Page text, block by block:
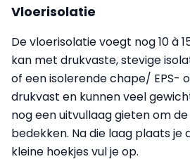
Vloerisolatie
De vloerisolatie voegt nog 10 à
kan met drukvaste, stevige
of een isolerende chape/ EPS-
drukvast en kunnen veel
nog een uitvullaag gieten om
bedekken. Na die laag plaats je
kleine hoekjes vul je op.